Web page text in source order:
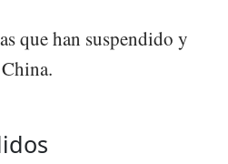
que han suspendido y